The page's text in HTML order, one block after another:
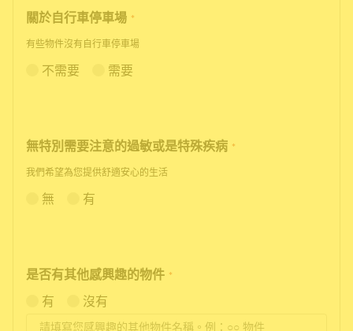
關於自行車停車場 *
有些物件沒有自行車停車場
不需要 需要
無特別需要注意的過敏或是特殊疾病 *
我們希望為您提供舒適安心的生活
無 有
是否有其他感興趣的物件 *
有 沒有